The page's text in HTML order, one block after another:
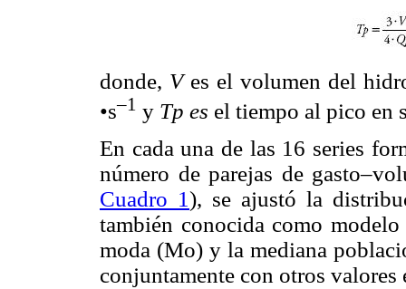
donde, Ves el volumen del
•s–1 y Tp es el tiempo al pico en
En cada una de las 16 series
número de parejas de
Cuadro 1), se ajustó la
también conocida como
moda (Mo) y la mediana
conjuntamente con otros valores